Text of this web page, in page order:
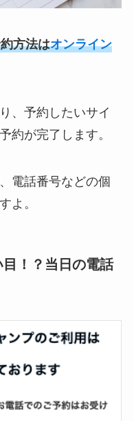
方法はオンライン
、予約したいサイ
約が完了します。
電話番号などの個
よ。
目！？当日の電話